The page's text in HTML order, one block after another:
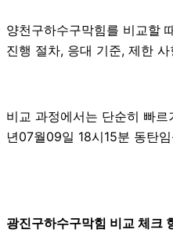
양천구하수구막힘를 비교할
진행 절차, 응대 기준, 제한
비교 과정에서는 단순히 빠
년07월09일 18시15분 동탄
광진구하수구막힘 비교 체